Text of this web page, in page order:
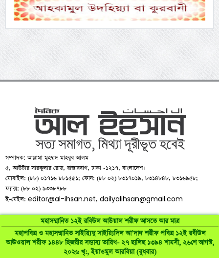
মহাসম্মানিত ১২ই রবিউল আউয়াল শরীফ আসতে আর মাত্র
মহাপবিত্র ও মহাসম্মানিত সাইয়্যিদু সাইয়্যিদিল আ’দাদ শরীফ পবিত্র ১২ই রবীউল
আউওয়াল শরীফ ১৪৪৮ হিজরীর সম্ভাব্য তারিখ- ২৭ ছালিছ ১৩৯৪ শামসী, ২৬শে আগস্ট,
২০২৬ খৃ:, ইয়াওমুল আরবিয়া (বুধবার)
সম্পাদক: আল্লামা মুহম্মদ মাহবুব আলম
৫, আউটার সারকুলার রোড, রাজারবাগ, ঢাকা -১২১৭, বাংলাদেশ।
মোবাইল: (৮৮) ০১৭১৬ ৮৮১৫৫১; ফোন: (৮৮ ০২) ৮৩১৭০১৯, ৮৩১৪৮৪৮, ৮৩১৬৯৫৮;
ফ্যাক্স: (৮৮ ০২) ৯৩৩৮৭৮৮
ই-মেইল:editor@al-ihsan.net,dailyalihsan@gmail.com
2007-2026. All Rights Reserved | Developed by: